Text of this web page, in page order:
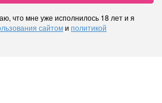
что мне уже исполнилось 18 лет и я
сайтоми политикой